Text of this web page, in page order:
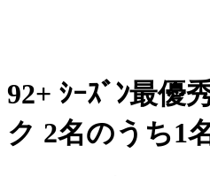
92+ ｼｰｽﾞﾝ最優
ク 2名のうち1